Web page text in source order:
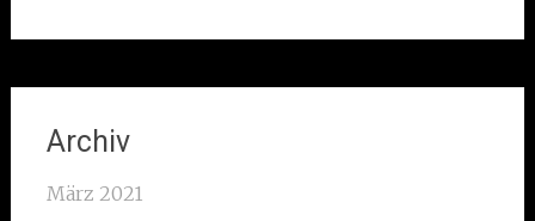
Archiv
März 2021